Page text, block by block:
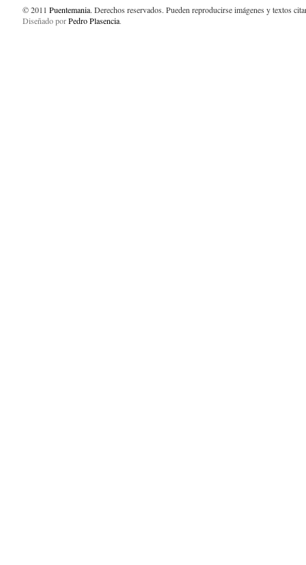
© 2011 Puentemania. Derechos reservados. Pueden reproducirse imágenes y textos
Diseñado porPedro Plasencia.